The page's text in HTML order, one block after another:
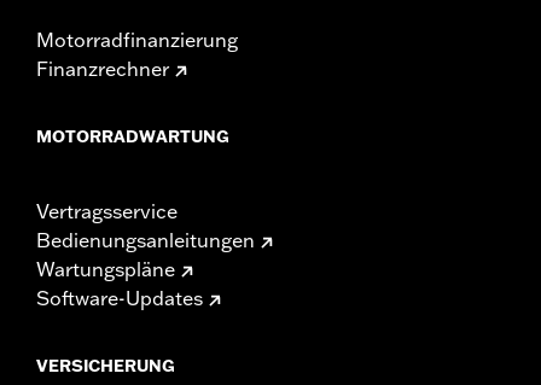
Motorradfinanzierung
Finanzrechner
MOTORRADWARTUNG
Vertragsservice
Bedienungsanleitungen
Wartungspläne
Software-Updates
VERSICHERUNG